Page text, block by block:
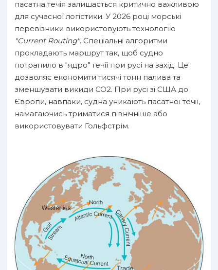
пасатна течія залишається критично важливою
для сучасної логістики. У 2026 році морські
перевізники використовують технологію
"Current Routing". Спеціальні алгоритми
прокладають маршрут так, щоб судно
потрапило в "ядро" течії при русі на захід. Це
дозволяє економити тисячі тонн палива та
зменшувати викиди CO2. При русі зі США до
Європи, навпаки, судна уникають пасатної течії,
намагаючись триматися північніше або
використовувати Гольфстрім.